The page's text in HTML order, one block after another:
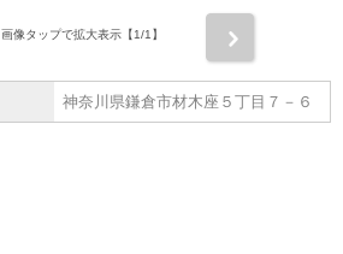
画像タップで拡大表示【1/1】
神奈川県鎌倉市材木座５丁目７－６